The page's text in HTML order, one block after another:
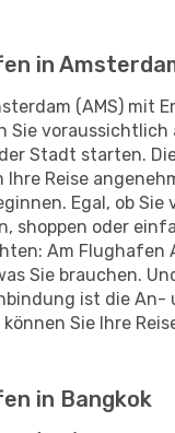
in
(AMS) mit
Sie voraussichtlich
Stadt starten.
Reise
Egal, ob Sie
shoppen oder
Am Flughafen
Sie brauchen.
ist die An-
Sie Ihre
in Bangkok